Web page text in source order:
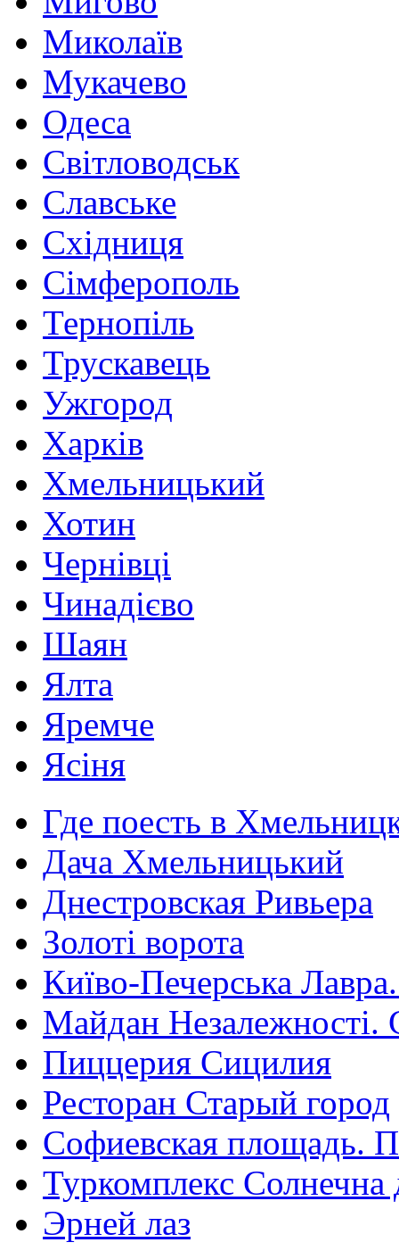
Миколаїв
Мукачево
Одеса
Світловодськ
Славське
Східниця
Сімферополь
Тернопіль
Трускавець
Ужгород
Харків
Хмельницький
Хотин
Чернівці
Чинадієво
Шаян
Ялта
Яремче
Ясіня
Где поесть в
Дача Хмельницький
Днестровская Ривьера
Золоті ворота
Київо-Печерська
Майдан Незалежності.
Пиццерия Сицилия
Ресторан Старый город
Софиевская площадь.
Туркомплекс Солнечна
Эрней лаз